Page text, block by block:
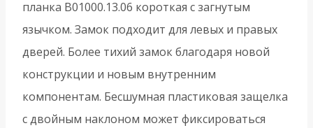
планка B01000.13.06 короткая с загнутым
язычком. Замок подходит для левых и правых
дверей. Более тихий замок благодаря новой
конструкции и новым внутренним
компонентам. Бесшумная пластиковая защелка
с двойным наклоном может фиксироваться